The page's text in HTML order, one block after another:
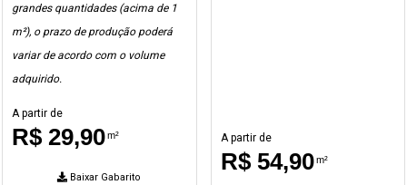
grandes quantidades (acima de 1
m²), o prazo de produção poderá
variar de acordo com o volume
adquirido.
A partir de
R$ 29,90m²
Baixar Gabarito
A partir de
R$ 54,90 m²